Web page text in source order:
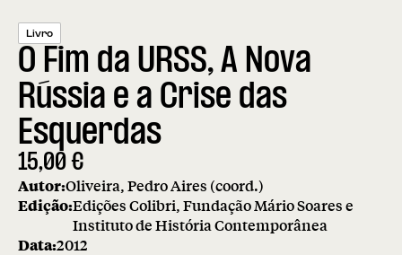
Livro
O Fim da URSS, A Nova
Rússia e a Crise das
Esquerdas
15,00€
Autor:Oliveira, Pedro Aires (coord.)
Edição:Edições Colibri, Fundação Mário Soares e
Instituto de História Contemporânea
Data:2012